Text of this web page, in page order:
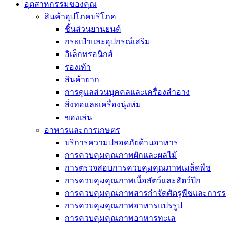
อุตสาหกรรมของคุณ
สินค้าอุปโภคบริโภค
ชิ้นส่วนยานยนต์
กระเป๋าและอุปกรณ์เสริม
อิเล็กทรอนิกส์
รองเท้า
สินค้ายาก
การดูแลส่วนบุคคลและเครื่องสำอาง
สิ่งทอและเครื่องนุ่งห่ม
ของเล่น
อาหารและการเกษตร
บริการความปลอดภัยด้านอาหาร
การควบคุมคุณภาพผักและผลไม้
การตรวจสอบการควบคุมคุณภาพเมล็ดพืช
การควบคุมคุณภาพเนื้อสัตว์และสัตว์ปีก
การควบคุมคุณภาพสารกำจัดศัตรูพืชและการ
การควบคุมคุณภาพอาหารแปรรูป
การควบคุมคุณภาพอาหารทะเล